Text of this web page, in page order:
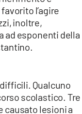
l’agire
inoltre,
ad esponenti della
Qualcuno
scolastico. Tre
causato lesioni a